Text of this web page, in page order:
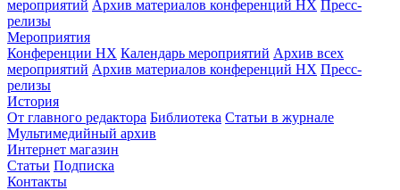
мероприятий Архив материалов конференций НХ Пресс-
релизы
Мероприятия
Конференции НХ Календарь мероприятий Архив всех
мероприятий Архив материалов конференций НХ Пресс-
релизы
История
От главного редактора Библиотека Статьи в журнале
Мультимедийный архив
Интернет магазин
Статьи Подписка
Контакты